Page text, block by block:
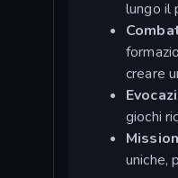
lungo il
creare
giochi
uniche,